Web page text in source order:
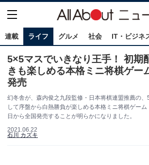
連載 ライフ グルメ 社会 IT・ビジネ
5×5マスでいきなり王手！ 初期
きも楽しめる本格ミニ将棋ゲー
発売
幻冬舎が、森内俊之九段監修・日本将棋連盟推薦の
して序盤から白熱勝負が楽しめる本格ミニ将棋ゲー
日から全国発売することが明らかになりました。
2021.06.22
石川 カズキ